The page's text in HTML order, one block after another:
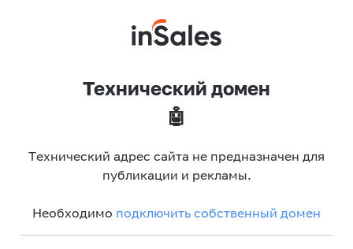
Технический домен
🤖
Технический адрес сайта не предназначен для
публикации и рекламы.
Необходимо подключить собственный домен